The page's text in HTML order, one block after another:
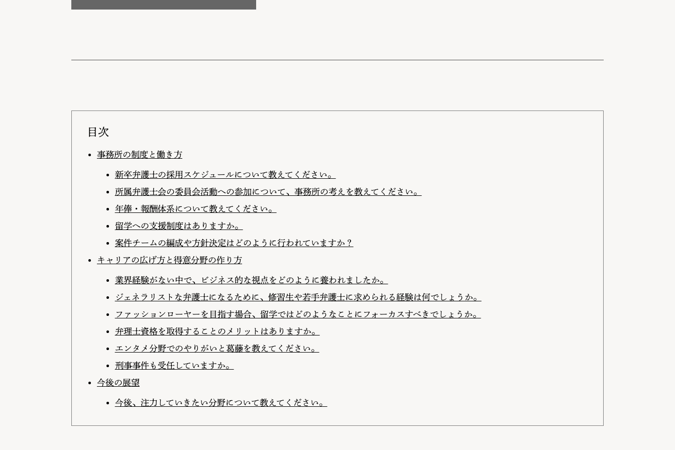
目次
事務所の制度と働き方
新卒弁護士の採用スケジュールについて教えてください。
所属弁護士会の委員会活動への参加について、事務所の考えを教えてください。
年俸・報酬体系について教えてください。
留学への支援制度はありますか。
案件チームの編成や方針決定はどのように行われていますか？
キャリアの広げ方と得意分野の作り方
業界経験がない中で、ビジネス的な視点をどのように養われましたか。
ジェネラリストな弁護士になるために、修習生や若手弁護士に求められる経験は何でしょうか。
ファッションローヤーを目指す場合、留学ではどのようなことにフォーカスすべきでしょうか。
弁理士資格を取得することのメリットはありますか。
エンタメ分野でのやりがいと葛藤を教えてください。
刑事事件も受任していますか。
今後の展望
今後、注力していきたい分野について教えてください。